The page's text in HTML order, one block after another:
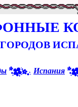
Испания